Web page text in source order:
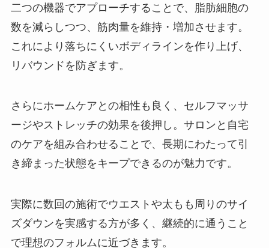
二つの機器でアプローチすることで、脂肪細胞の
数を減らしつつ、筋肉量を維持・増加させます。
これにより落ちにくいボディラインを作り上げ、
リバウンドを防ぎます。
さらにホームケアとの相性も良く、セルフマッサ
ージやストレッチの効果を後押し。サロンと自宅
のケアを組み合わせることで、長期にわたって引
き締まった状態をキープできるのが魅力です。
実際に数回の施術でウエストや太もも周りのサイ
ズダウンを実感する方が多く、継続的に通うこと
で理想のフォルムに近づきます。